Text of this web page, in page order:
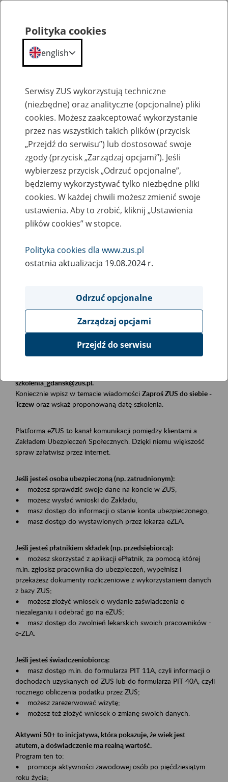
Szkolenia
Zaproś ZUS do siebie: eZUS, wizyty
rezerwowane, e-wizyty, Aktywni 50+
Rodzaj wydarzenia
Szkolenia
Płatnicy, ubezpieczeni, świadczeniobiorcy
Event description
Szkolenie stacjonarne w siedzibie firmy, instytucji, urzędu.
szkolenia_gdansk@zus.pl.
Koniecznie wpisz w temacie wiadomości Zaproś ZUS do siebie -
Tczew oraz wskaż proponowaną datę szkolenia.
Platforma eZUS to kanał komunikacji pomiędzy klientami a
Zakładem Ubezpieczeń Społecznych. Dzięki niemu większość
spraw załatwisz przez internet.
Jeśli jesteś osoba ubezpieczoną (np. zatrudnionym):
• możesz sprawdzić swoje dane na koncie w ZUS,
• możesz wysłać wnioski do Zakładu,
• masz dostęp do informacji o stanie konta ubezpieczonego,
• masz dostęp do wystawionych przez lekarza eZLA.
Jeśli jesteś płatnikiem składek (np. przedsiębiorcą):
• możesz skorzystać z aplikacji ePłatnik, za pomocą której
m.in. zgłosisz pracownika do ubezpieczeń, wypełnisz i
przekażesz dokumenty rozliczeniowe z wykorzystaniem danych
z bazy ZUS;
• możesz złożyć wniosek o wydanie zaświadczenia o
niezaleganiu i odebrać go na eZUS;
• masz dostęp do zwolnień lekarskich swoich pracowników -
e-ZLA.
Jeśli jesteś świadczeniobiorcą:
• masz dostęp m.in. do formularza PIT 11A, czyli informacji o
dochodach uzyskanych od ZUS lub do formularza PIT 40A, czyli
rocznego obliczenia podatku przez ZUS;
• możesz zarezerwować wizytę;
• możesz też złożyć wniosek o zmianę swoich danych.
Aktywni 50+ to inicjatywa, która pokazuje, że wiek jest
atutem, a doświadczenie ma realną wartość.
Program ten to:
• promocja aktywności zawodowej osób po pięćdziesiątym
roku życia;
Polityka cookies
english
Serwisy ZUS wykorzystują techniczne
(niezbędne) oraz analityczne (opcjonalne) pliki
cookies. Możesz zaakceptować wykorzystanie
przez nas wszystkich takich plików (przycisk
„Przejdź do serwisu”) lub dostosować swoje
zgody (przycisk „Zarządzaj opcjami”). Jeśli
wybierzesz przycisk „Odrzuć opcjonalne”,
będziemy wykorzystywać tylko niezbędne pliki
cookies. W każdej chwili możesz zmienić swoje
ustawienia. Aby to zrobić, kliknij „Ustawienia
plików cookies” w stopce.
Polityka cookies dla www.zus.pl
ostatnia aktualizacja 19.08.2024 r.
Odrzuć opcjonalne
Zarządzaj opcjami
Przejdź do serwisu